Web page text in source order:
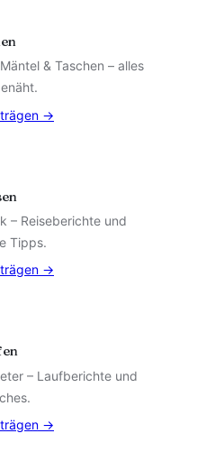
& Taschen – alles
→
– Reiseberichte und
Tipps.
→
– Laufberichte und
→